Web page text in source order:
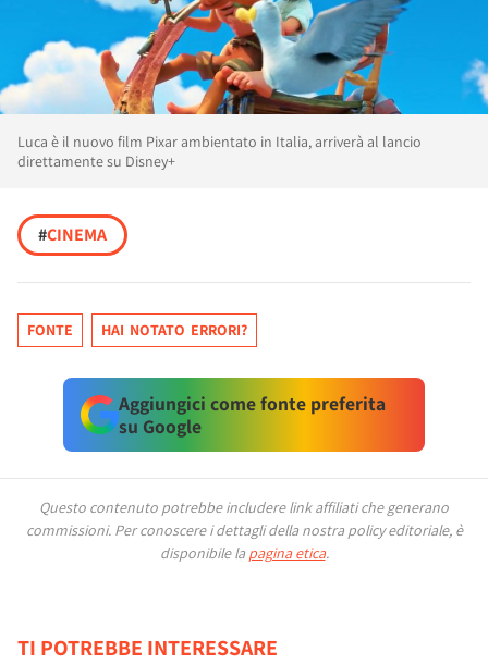
Luca è il nuovo film Pixar ambientato in Italia, arriverà al lancio
direttamente su Disney+
#CINEMA
FONTE HAI NOTATO ERRORI?
Aggiungici come fonte preferita
su Google
Questo contenuto potrebbe includere link affiliati che generano
commissioni. Per conoscere i dettagli della nostra policy editoriale, è
disponibile la pagina etica.
TI POTREBBE INTERESSARE